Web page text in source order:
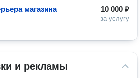
10 000 ₽
за услугу
магазина
и рекламы